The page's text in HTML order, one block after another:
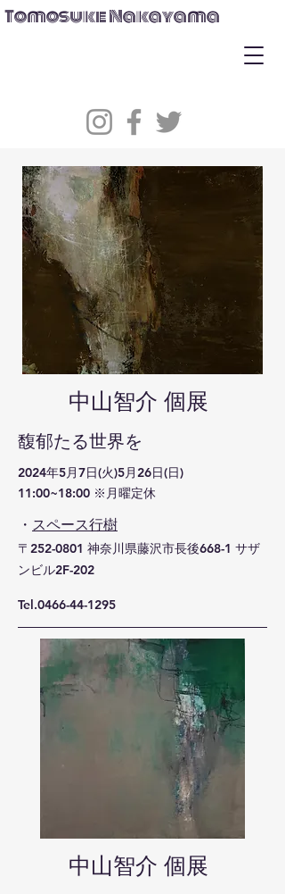
Tomosuke Nakayama
​中山智介 個展
​馥郁たる世界を
2024年5月7日(火)5月26日(日)
11:00~18:00 ※月曜定休
・ スペース行樹
​〒252-0801 神奈川県藤沢市長後668-1 サザ
ンビル2F-202
Tel.0466-44-1295
​中山智介 個展